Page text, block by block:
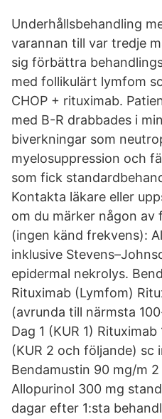
Underhållsbehandling
varannan till var tredje
sig förbättra
med follikulärt lymfom
CHOP + rituximab.
med B-R drabbades i
biverkningar som
myelosuppression och
som fick
Kontakta läkare eller
om du märker någon av
(ingen känd frekvens):
inklusive
epidermal nekrolys.
Rituximab (Lymfom)
(avrunda till närmsta
Dag 1 (KUR 1)
(KUR 2 och följande) sc
Bendamustin 90 mg/m
Allopurinol 300 mg
dagar efter 1:sta